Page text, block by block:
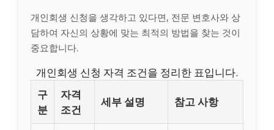
개인회생 신청을 생각하고 있다면, 전문 변호사와 상
담하여 자신의 상황에 맞는 최적의 방법을 찾는 것이
중요합니다.
개인회생 신청 자격 조건을 정리한 표입니다.
구
분
자격
조건
세부 설명 참고 사항